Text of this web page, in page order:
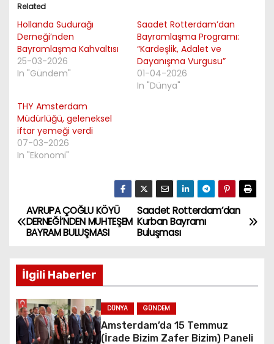
Related
Hollanda Sudurağı
Derneği’nden
Bayramlaşma Kahvaltısı
25-03-2026
In "Gündem"
Saadet Rotterdam’dan
Bayramlaşma Programı:
“Kardeşlik, Adalet ve
Dayanışma Vurgusu”
01-04-2026
In "Dünya"
THY Amsterdam
Müdürlüğü, geleneksel
iftar yemeği verdi
07-03-2026
In "Ekonomi"
P
o
s
t
n
Saadet Rotterdam’dan
Kurban Bayramı
Buluşması
AVRUPA ÇOĞLU KÖYÜ
DERNEĞİ’NDEN MUHTEŞEM
BAYRAM BULUŞMASI
İlgili Haberler
DÜNYA GÜNDEM
Amsterdam’da 15 Temmuz
(İrade Bizim Zafer Bizim) Paneli